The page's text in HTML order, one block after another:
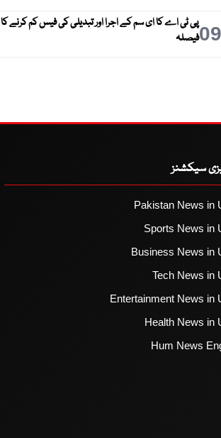
09پی ٹی اے کا ای سم کے اجرا اور تبدیلی کی فیس کم کرنے کا
فیصلہ
سیکشنز
Pakistan News in
Sports News in
Business News in
Tech News in
Entertainment News in
Health News in
Hum News